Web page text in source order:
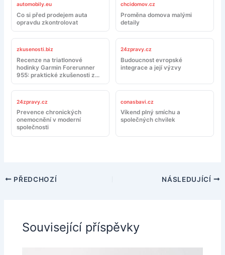
automobily.eu
Co si před prodejem auta
opravdu zkontrolovat
chcidomov.cz
Proměna domova malými
detaily
zkusenosti.biz
Recenze na triatlonové
hodinky Garmin Forerunner
955: praktické zkušenosti z
tréninku a závodů
24zpravy.cz
Budoucnost evropské
integrace a její výzvy
24zpravy.cz
Prevence chronických
onemocnění v moderní
společnosti
conasbavi.cz
Víkend plný smíchu a
společných chvilek
PŘEDCHOZÍ NÁSLEDUJÍCÍ
Související příspěvky